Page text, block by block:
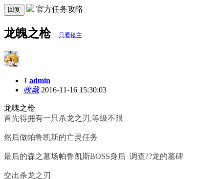
回复 官方任务攻略
龙魄之枪 只看楼主
1 admin
收藏2016-11-16 15:30:03
龙魄之枪
首先得拥有一只杀龙之刃,等级不限
然后做帕鲁凯斯的亡灵任务
最后的森之墓场帕鲁凯斯BOSS身后 调查??龙的墓碑
交出杀龙之刃